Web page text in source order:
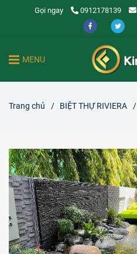
Gọi ngay 0912178139
MENU
Trang chủ / BIỆT THỰ RIVIERA /